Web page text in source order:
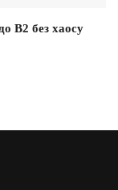
B2 без хаосу